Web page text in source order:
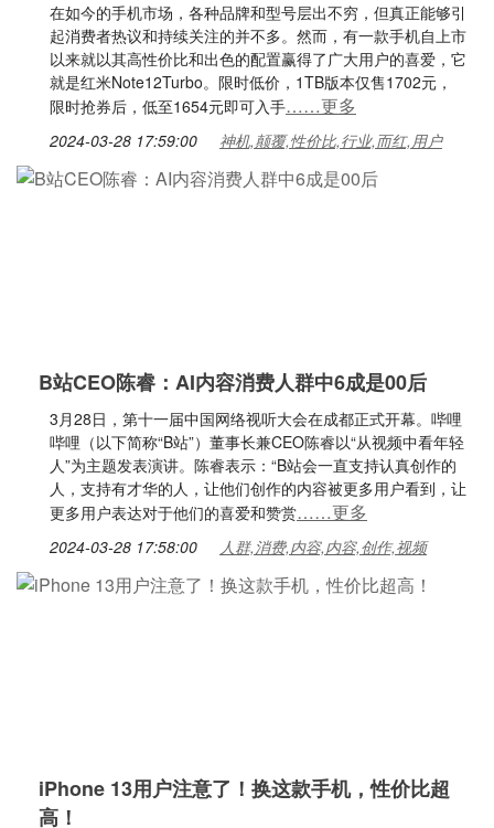
在如今的手机市场，各种品牌和型号层出不穷，但真正能够引
起消费者热议和持续关注的并不多。然而，有一款手机自上市
以来就以其高性价比和出色的配置赢得了广大用户的喜爱，它
就是红米Note12Turbo。限时低价，1TB版本仅售1702元，
限时抢券后，低至1654元即可入手……更多
2024-03-28 17:59:00 神机,颠覆,性价比,行业,而红,用户
B站CEO陈睿：AI内容消费人群中6成是00后
3月28日，第十一届中国网络视听大会在成都正式开幕。哔哩
哔哩（以下简称“B站”）董事长兼CEO陈睿以“从视频中看年轻
人”为主题发表演讲。陈睿表示：“B站会一直支持认真创作的
人，支持有才华的人，让他们创作的内容被更多用户看到，让
更多用户表达对于他们的喜爱和赞赏……更多
2024-03-28 17:58:00 人群,消费,内容,内容,创作,视频
iPhone 13用户注意了！换这款手机，性价比超
高！